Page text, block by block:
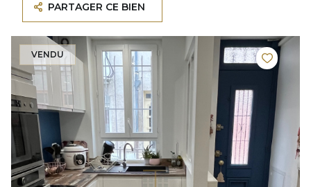
PARTAGER CE BIEN
VENDU